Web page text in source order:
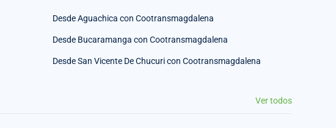
Desde Aguachica con Cootransmagdalena
Desde Bucaramanga con Cootransmagdalena
Desde San Vicente De Chucuri con Cootransmagdalena
Ver todos